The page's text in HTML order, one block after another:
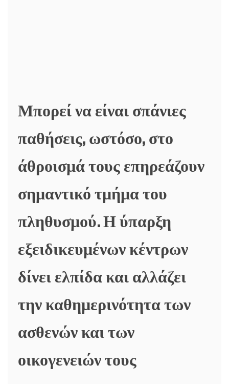
Μπορεί να είναι σπάνιες
παθήσεις, ωστόσο, στο
άθροισμά τους επηρεάζουν
σημαντικό τμήμα του
πληθυσμού. Η ύπαρξη
εξειδικευμένων κέντρων
δίνει ελπίδα και αλλάζει
την καθημερινότητα των
ασθενών και των
οικογενειών τους